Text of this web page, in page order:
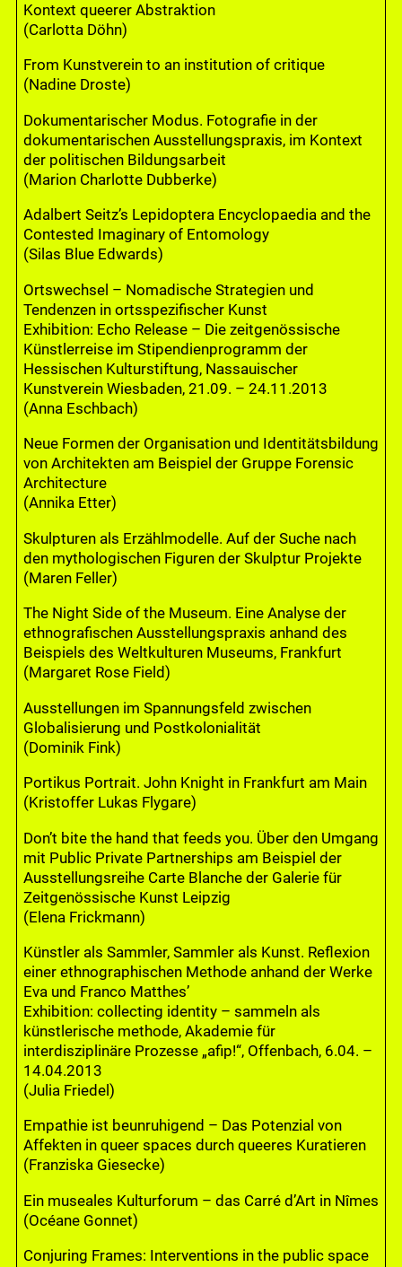
Kontext queerer Abstraktion
(Carlotta Döhn)
From Kunstverein to an institution of critique
(Nadine Droste)
Dokumentarischer Modus. Fotografie in der
dokumentarischen Ausstellungspraxis, im Kontext
der politischen Bildungsarbeit
(Marion Charlotte Dubberke)
Adalbert Seitz’s Lepidoptera Encyclopaedia and the
Contested Imaginary of Entomology
(Silas Blue Edwards)
Ortswechsel – Nomadische Strategien und
Tendenzen in ortsspezifischer Kunst
Exhibition: Echo Release – Die zeitgenössische
Künstlerreise im Stipendienprogramm der
Hessischen Kulturstiftung, Nassauischer
Kunstverein Wiesbaden, 21.09. – 24.11.2013
(Anna Eschbach)
Neue Formen der Organisation und Identitätsbildung
von Architekten am Beispiel der Gruppe Forensic
Architecture
(Annika Etter)
Skulpturen als Erzählmodelle. Auf der Suche nach
den mythologischen Figuren der Skulptur Projekte
(Maren Feller)
The Night Side of the Museum. Eine Analyse der
ethnografischen Ausstellungspraxis anhand des
Beispiels des Weltkulturen Museums, Frankfurt
(Margaret Rose Field)
Ausstellungen im Spannungsfeld zwischen
Globalisierung und Postkolonialität
(Dominik Fink)
Portikus Portrait. John Knight in Frankfurt am Main
(Kristoffer Lukas Flygare)
Don’t bite the hand that feeds you. Über den Umgang
mit Public Private Partnerships am Beispiel der
Ausstellungsreihe Carte Blanche der Galerie für
Zeitgenössische Kunst Leipzig
(Elena Frickmann)
Künstler als Sammler, Sammler als Kunst. Reflexion
einer ethnographischen Methode anhand der Werke
Eva und Franco Matthes’
Exhibition: collecting identity – sammeln als
künstlerische methode, Akademie für
interdisziplinäre Prozesse „afip!“, Offenbach, 6.04. –
14.04.2013
(Julia Friedel)
Empathie ist beunruhigend – Das Potenzial von
Affekten in queer spaces durch queeres Kuratieren
(Franziska Giesecke)
Ein museales Kulturforum – das Carré d’Art in Nîmes
(Océane Gonnet)
Conjuring Frames: Interventions in the public space